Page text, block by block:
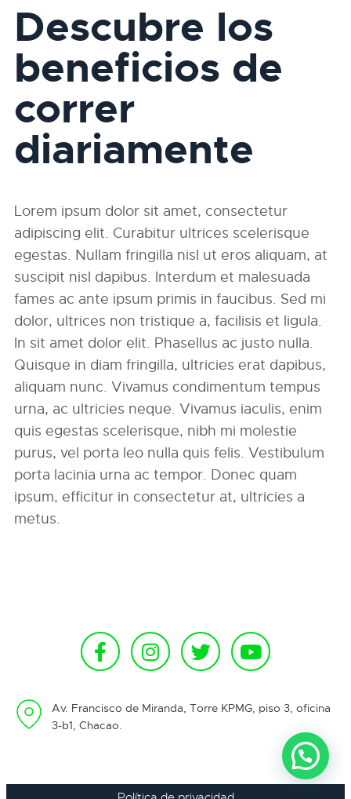
Descubre los
beneficios de
correr
diariamente
Lorem ipsum dolor sit amet, consectetur
adipiscing elit. Curabitur ultrices scelerisque
egestas. Nullam fringilla nisl ut eros aliquam, at
suscipit nisl dapibus. Interdum et malesuada
fames ac ante ipsum primis in faucibus. Sed mi
dolor, ultrices non tristique a, facilisis et ligula.
In sit amet dolor elit. Phasellus ac justo nulla.
Quisque in diam fringilla, ultricies erat dapibus,
aliquam nunc. Vivamus condimentum tempus
urna, ac ultricies neque. Vivamus iaculis, enim
quis egestas scelerisque, nibh mi molestie
purus, vel porta leo nulla quis felis. Vestibulum
porta lacinia urna ac tempor. Donec quam
ipsum, efficitur in consectetur at, ultricies a
metus.
Av. Francisco de Miranda, Torre KPMG, piso 3, oficina
3-b1, Chacao.